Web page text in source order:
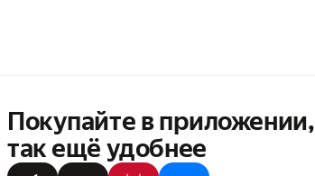
Покупайте в приложении,
так ещё удобнее